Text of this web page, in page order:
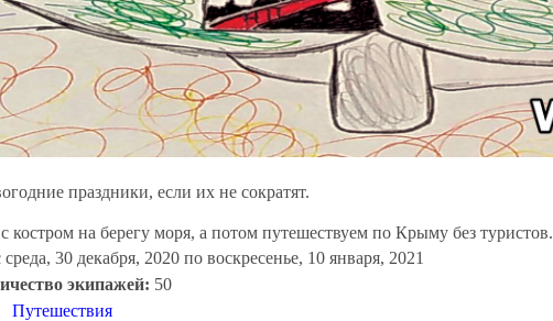
праздники, если их не сократят.
костром на берегу моря, а потом путешествуем по Крыму без туристов.
среда, 30 декабря, 2020 по воскресенье, 10 января, 2021
экипажей: 50
Путешествия